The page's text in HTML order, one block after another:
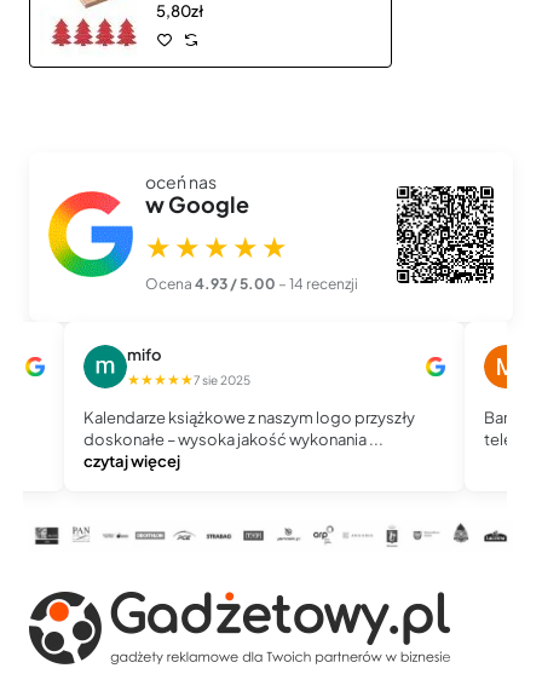
5,80zł
oceń nas
w Google
★★★★★
Ocena 4.93 / 5.00 – 14 recenzji
mifo
★★★★★7 sie 2025
Kalendarze książkowe z naszym logo przyszły
doskonałe – wysoka jakość wykonania ...
czytaj więcej
Bardzo